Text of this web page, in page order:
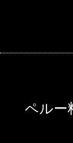
ペルー